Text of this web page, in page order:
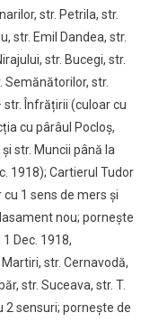
str. Petrila, str.
str. Emil Dandea, str.
str. Bucegi, str.
Semănătorilor, str.
str. Înfrățirii (culoar cu
cu pârâul Pocloș,
str. Muncii până la
1918); Cartierul Tudor
1 sens de mers și
nou; pornește
Dec. 1918,
str. Cernavodă,
str. Suceava, str. T.
2 sensuri; pornește de